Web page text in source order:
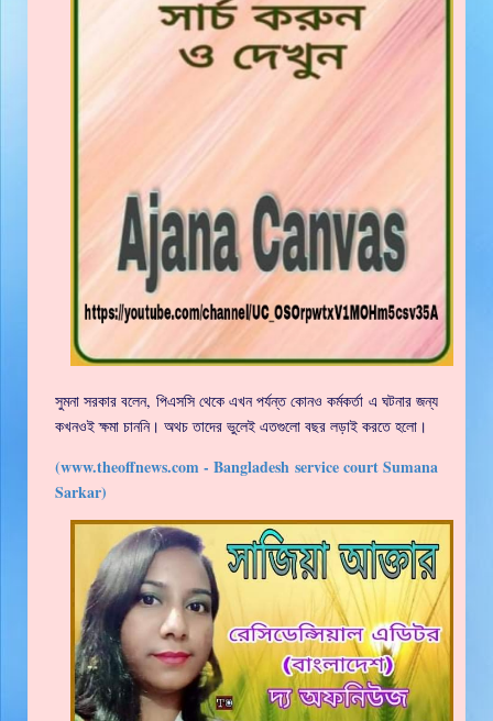
সুমনা সরকার বলেন, পিএসসি থেকে এখন পর্যন্ত কোনও কর্মকর্তা এ ঘটনার জন্য
কখনওই ক্ষমা চাননি। অথচ তাদের ভুলেই এতগুলো বছর লড়াই করতে হলো।
(www.theoffnews.com - Bangladesh service court Sumana
Sarkar)